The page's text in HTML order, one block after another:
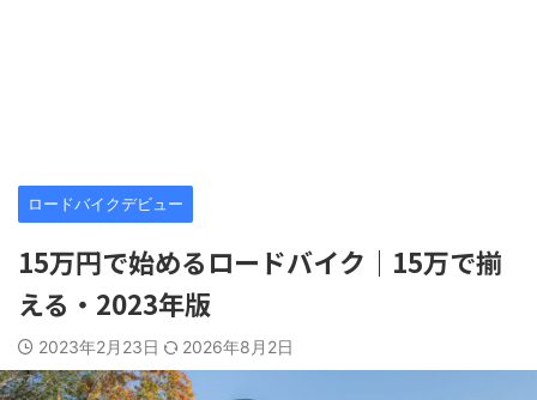
ロードバイクデビュー
15万円で始めるロードバイク｜15万で揃
える・2023年版
2023年2月23日 2026年8月2日